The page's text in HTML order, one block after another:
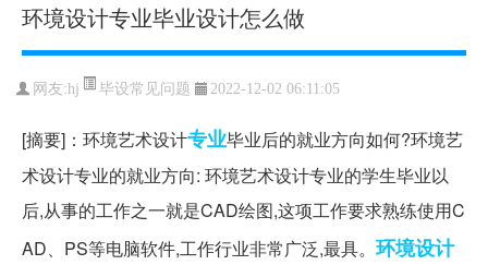
环境设计专业毕业设计怎么做
网友:hj 毕设常见问题 2022-12-02 06:11:05
[摘要]：环境艺术设计专业毕业后的就业方向如何?环境艺
术设计专业的就业方向: 环境艺术设计专业的学生毕业以
后,从事的工作之一就是CAD绘图,这项工作要求熟练使用C
AD、PS等电脑软件,工作行业非常广泛,最具。 环境设计